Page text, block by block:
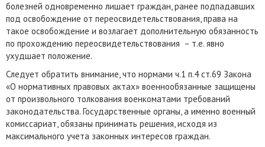
болезней одновременно лишает граждан, ранее подпадавших
под освобождение от переосвидетельствования, права на
такое освобождение и возлагает дополнительную обязанность
по прохождению переосвидетельствования – т.е. явно
ухудшает положение.
Следует обратить внимание, что нормами ч.1 п.4 ст.69 Закона
«О нормативных правовых актах» военнообязанные защищены
от произвольного толкования военкоматами требований
законодательства. Государственные органы, а именно военный
комиссариат, обязаны принимать решения, исходя из
максимального учета законных интересов граждан.